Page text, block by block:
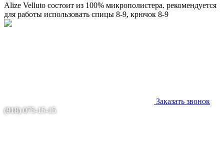
Alize Velluto состоит из 100% микрополистера. рекомендуется
для работы использовать спицы 8-9, крючок 8-9
Заказать звонок
(918) 075-15-15